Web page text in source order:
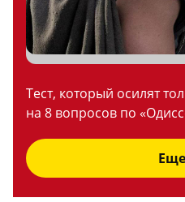
Тест, который осилят
на 8 вопросов по
Еще